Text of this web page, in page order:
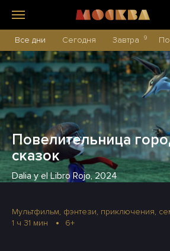
Все дни Сегодня Завтра 9
Повелительница
сказок
Dalia y el Libro Rojo, 2024
Мультфильм, фэнтези, приключения,
1 ч 31 мин
6+